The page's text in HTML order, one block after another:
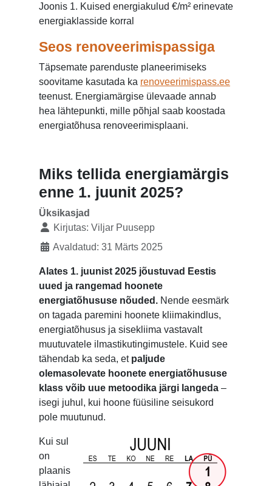
Joonis 1. Kuised energiakulud €/m² erinevate
energiaklasside korral
Seos renoveerimispassiga
Täpsemate parenduste planeerimiseks
soovitame kasutada ka renoveerimispass.ee
teenust. Energiamärgise ülevaade annab
hea lähtepunkti, mille põhjal saab koostada
energiatõhusa renoveerimisplaani.
Miks tellida energiamärgis
enne 1. juunit 2025?
Üksikasjad
Kirjutas: Viljar Puusepp
Avaldatud: 31 Märts 2025
Alates 1. juunist 2025 jõustuvad Eestis
uued ja rangemad hoonete
energiatõhususe nõuded. Nende eesmärk
on tagada paremini hoonete kliimakindlus,
energiatõhusus ja sisekliima vastavalt
muutuvatele ilmastikutingimustele. Kuid see
tähendab ka seda, et paljude
olemasolevate hoonete energiatõhususe
klass võib uue metoodika järgi langeda –
isegi juhul, kui hoone füüsiline seisukord
pole muutunud.
Kui sul
on
plaanis